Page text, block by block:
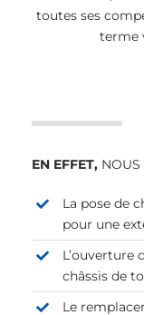
toutes ses
terme
EN EFFET, NOUS
La pose de
pour une
L’ouverture
châssis de
Le